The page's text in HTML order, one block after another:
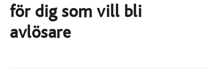
för dig som vill bli
avlösare